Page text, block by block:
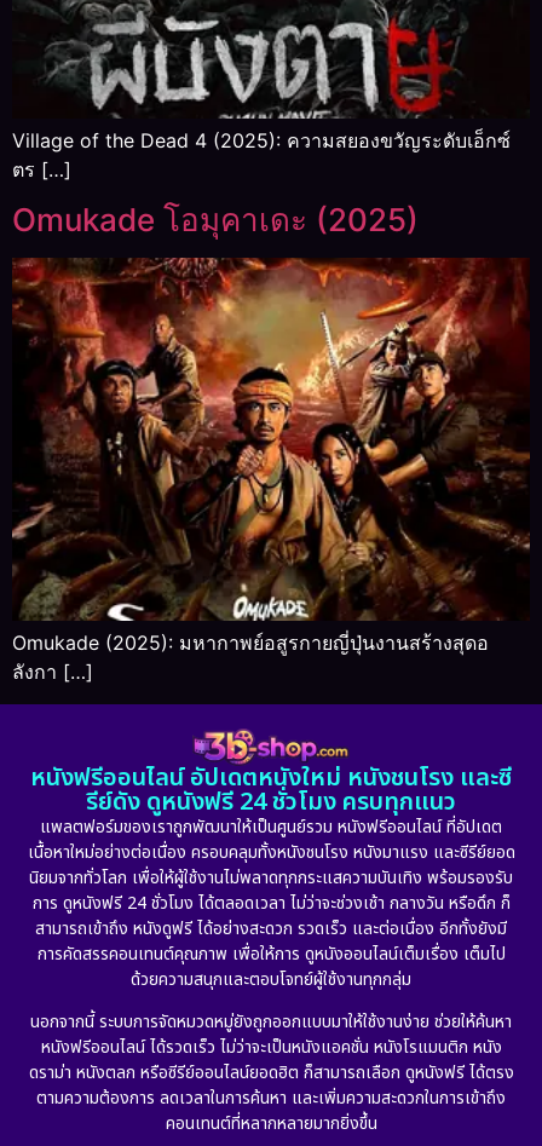
Village of the Dead 4 (2025): ความสยองขวัญระดับเอ็กซ์
ตร […]
Omukade โอมุคาเดะ (2025)
Omukade (2025): มหากาพย์อสูรกายญี่ปุ่นงานสร้างสุดอ
ลังกา […]
หนังฟรีออนไลน์ อัปเดตหนังใหม่ หนังชนโรง และซี
รีย์ดัง ดูหนังฟรี 24 ชั่วโมง ครบทุกแนว
แพลตฟอร์มของเราถูกพัฒนาให้เป็นศูนย์รวม หนังฟรีออนไลน์ ที่อัปเดต
เนื้อหาใหม่อย่างต่อเนื่อง ครอบคลุมทั้งหนังชนโรง หนังมาแรง และซีรีย์ยอด
นิยมจากทั่วโลก เพื่อให้ผู้ใช้งานไม่พลาดทุกกระแสความบันเทิง พร้อมรองรับ
การ ดูหนังฟรี 24 ชั่วโมง ได้ตลอดเวลา ไม่ว่าจะช่วงเช้า กลางวัน หรือดึก ก็
สามารถเข้าถึง หนังดูฟรี ได้อย่างสะดวก รวดเร็ว และต่อเนื่อง อีกทั้งยังมี
การคัดสรรคอนเทนต์คุณภาพ เพื่อให้การ ดูหนังออนไลน์เต็มเรื่อง เต็มไป
ด้วยความสนุกและตอบโจทย์ผู้ใช้งานทุกกลุ่ม
นอกจากนี้ ระบบการจัดหมวดหมู่ยังถูกออกแบบมาให้ใช้งานง่าย ช่วยให้ค้นหา
หนังฟรีออนไลน์ ได้รวดเร็ว ไม่ว่าจะเป็นหนังแอคชั่น หนังโรแมนติก หนัง
ดราม่า หนังตลก หรือซีรีย์ออนไลน์ยอดฮิต ก็สามารถเลือก ดูหนังฟรี ได้ตรง
ตามความต้องการ ลดเวลาในการค้นหา และเพิ่มความสะดวกในการเข้าถึง
คอนเทนต์ที่หลากหลายมากยิ่งขึ้น